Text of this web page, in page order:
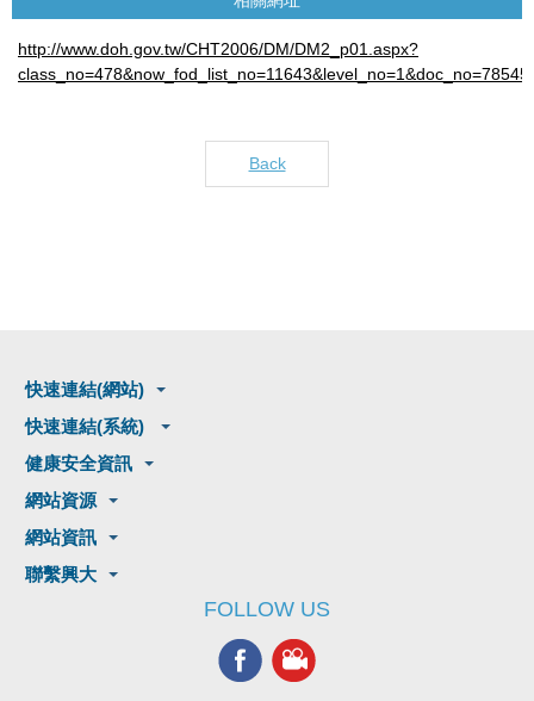
http://www.doh.gov.tw/CHT2006/DM/DM2_p01.aspx?
class_no=478&now_fod_list_no=11643&level_no=1&doc_no=78545
Back
快速連結(網站)
快速連結(系統)
健康安全資訊
網站資源
網站資訊
聯繫興大
FOLLOW US